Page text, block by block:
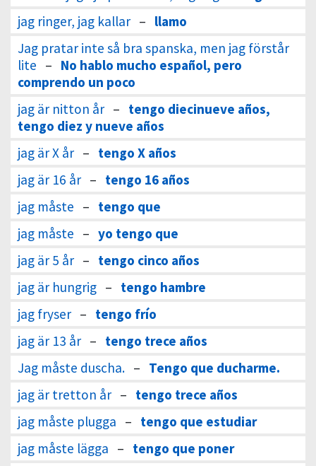
jag ringer, jag kallar – llamo
Jag pratar inte så bra spanska, men jag förstår
lite – No hablo mucho español, pero
comprendo un poco
jag är nitton år – tengo diecinueve años,
tengo diez y nueve años
jag är X år – tengo X años
jag är 16 år – tengo 16 años
jag måste – tengo que
jag måste – yo tengo que
jag är 5 år – tengo cinco años
jag är hungrig – tengo hambre
jag fryser – tengo frío
jag är 13 år – tengo trece años
Jag måste duscha. – Tengo que ducharme.
jag är tretton år – tengo trece años
jag måste plugga – tengo que estudiar
jag måste lägga – tengo que poner